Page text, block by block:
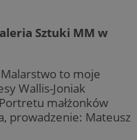
Sztuki MM w
to moje
Wallis-Joniak
małżonków
prowadzenie: Mateusz